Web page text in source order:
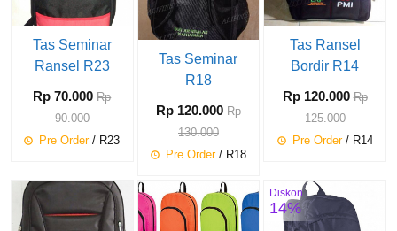
Tas Seminar
Ransel R23
Rp 70.000 Rp
90.000
Pre Order/ R23
Tas Seminar
R18
Rp 120.000 Rp
130.000
Pre Order/ R18
Tas Ransel
Bordir R14
Rp 120.000 Rp
125.000
Pre Order/ R14
Diskon
14%